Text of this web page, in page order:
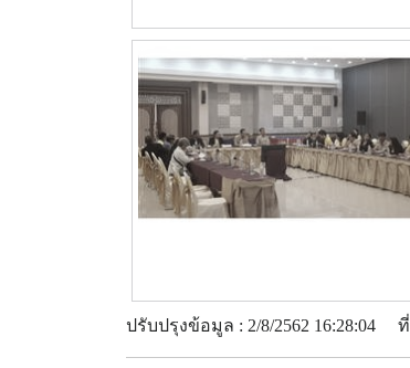
ปรับปรุงข้อมูล : 2/8/2562 16:28:04